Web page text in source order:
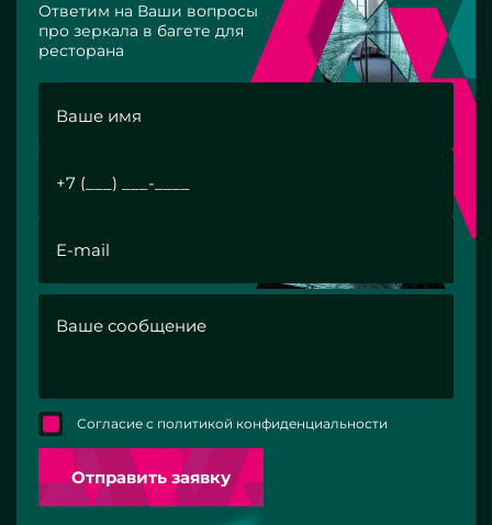
Ответим на Ваши вопросы
про зеркала в багете для
ресторана
Согласие с политикой конфиденциальности
Отправить заявку